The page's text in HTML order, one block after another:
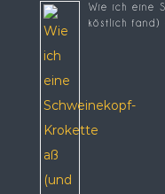
Wie ich eine
köstlich fand)